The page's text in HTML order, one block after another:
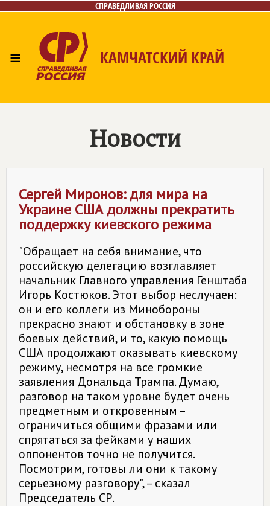
СПРАВЕДЛИВАЯ РОССИЯ
≡ КАМЧАТСКИЙ КРАЙ
Новости
Сергей Миронов: для мира на
Украине США должны прекратить
поддержку киевского режима
"Обращает на себя внимание, что
российскую делегацию возглавляет
начальник Главного управления Генштаба
Игорь Костюков. Этот выбор неслучаен:
он и его коллеги из Минобороны
прекрасно знают и обстановку в зоне
боевых действий, и то, какую помощь
США продолжают оказывать киевскому
режиму, несмотря на все громкие
заявления Дональда Трампа. Думаю,
разговор на таком уровне будет очень
предметным и откровенным –
ограничиться общими фразами или
спрятаться за фейками у наших
оппонентов точно не получится.
Посмотрим, готовы ли они к такому
серьезному разговору", – сказал
Председатель СР.